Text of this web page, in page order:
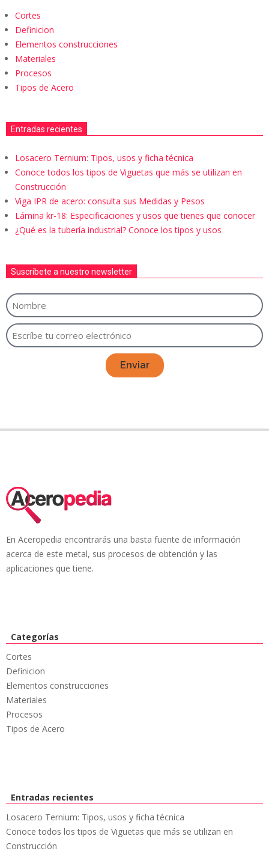
Cortes
Definicion
Elementos construcciones
Materiales
Procesos
Tipos de Acero
Entradas recientes
Losacero Ternium: Tipos, usos y ficha técnica
Conoce todos los tipos de Viguetas que más se utilizan en
Construcción
Viga IPR de acero: consulta sus Medidas y Pesos
Lámina kr-18: Especificaciones y usos que tienes que conocer
¿Qué es la tubería industrial? Conoce los tipos y usos
Suscríbete a nuestro newsletter
Enviar
En Aceropedia encontrarás una basta fuente de información
acerca de este metal, sus procesos de obtención y las
aplicaciones que tiene.
Categorías
Cortes
Definicion
Elementos construcciones
Materiales
Procesos
Tipos de Acero
Entradas recientes
Losacero Ternium: Tipos, usos y ficha técnica
Conoce todos los tipos de Viguetas que más se utilizan en
Construcción